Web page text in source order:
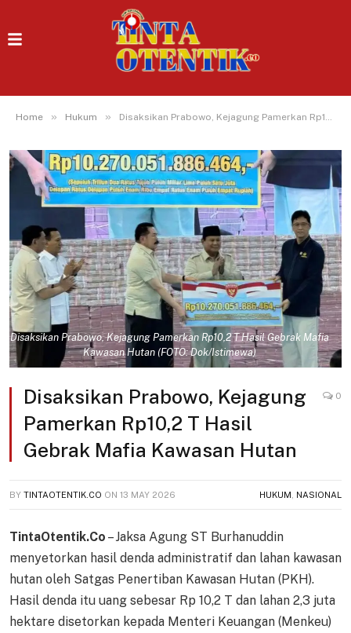
Home » Hukum » Disaksikan Prabowo, Kejagung Pamerkan Rp10,2 T Hasil Gebrak Mafia Kawasan Hutan
Disaksikan Prabowo, Kejagung Pamerkan Rp10,2 T Hasil Gebrak Mafia
Kawasan Hutan (FOTO: Dok/Istimewa)
Disaksikan Prabowo, Kejagung
Pamerkan Rp10,2 T Hasil
Gebrak Mafia Kawasan Hutan
0
BY TINTAOTENTIK.CO ON 13 MAY 2026 HUKUM NASIONAL
TintaOtentik.Co – Jaksa Agung ST Burhanuddin
menyetorkan hasil denda administratif dan lahan kawasan
hutan oleh Satgas Penertiban Kawasan Hutan (PKH).
Hasil denda itu uang sebesar Rp 10,2 T dan lahan 2,3 juta
hektare disetorkan kepada Menteri Keuangan (Menkeu)